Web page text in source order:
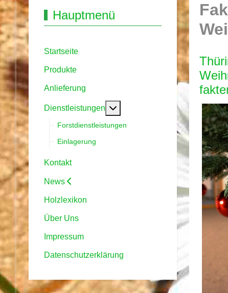
Hauptmenü
Startseite
Produkte
Anlieferung
Dienstleistungen Weitere Informationen:
Forstdienstleistungen
Einlagerung
Kontakt
News
Holzlexikon
Über Uns
Impressum
Datenschutzerklärung